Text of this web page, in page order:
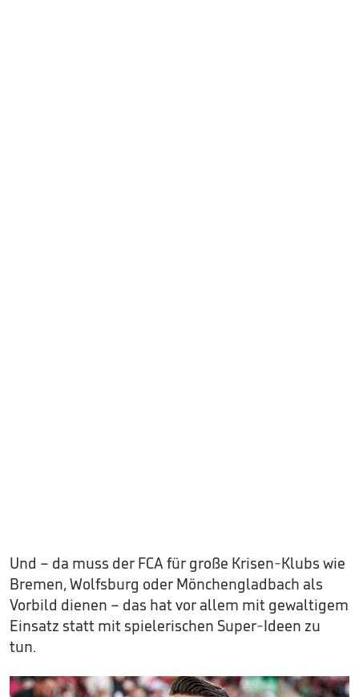
Und – da muss der FCA für große Krisen-Klubs wie
Bremen, Wolfsburg oder Mönchengladbach als
Vorbild dienen – das hat vor allem mit gewaltigem
Einsatz statt mit spielerischen Super-Ideen zu
tun.